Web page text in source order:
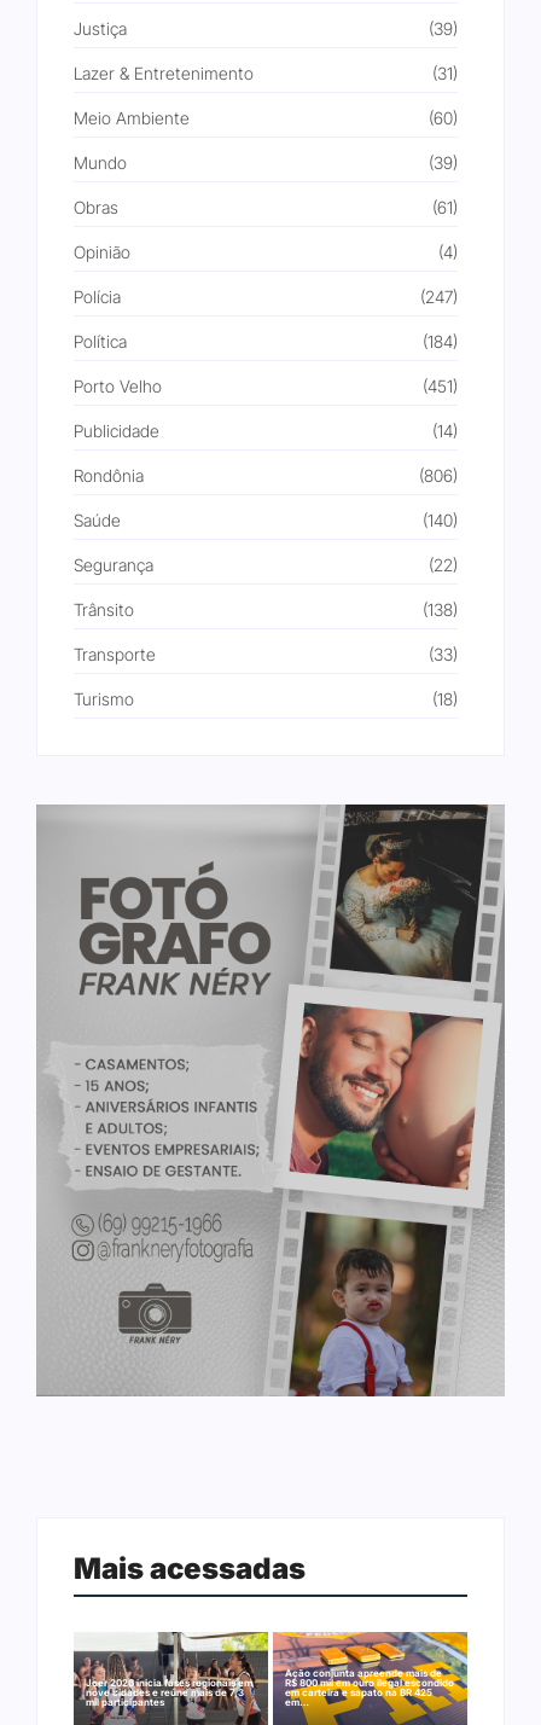
Justiça (39)
Lazer & Entretenimento (31)
Meio Ambiente (60)
Mundo (39)
Obras (61)
Opinião (4)
Polícia (247)
Política (184)
Porto Velho (451)
Publicidade (14)
Rondônia (806)
Saúde (140)
Segurança (22)
Trânsito (138)
Transporte (33)
Turismo (18)
Mais acessadas
Joer 2026 inicia fases regionais em
nove cidades e reúne mais de 7,3
mil participantes
Ação conjunta apreende mais de
R$ 800 mil em ouro ilegal escondido
em carteira e sapato na BR 425
em…